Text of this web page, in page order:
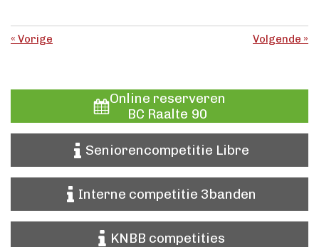
« Vorige Volgende »
Online reserveren
BC Raalte 90
Seniorencompetitie Libre
Interne competitie 3banden
KNBB competities